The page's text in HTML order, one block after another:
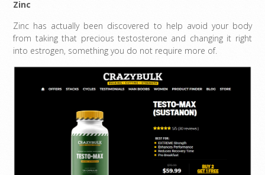
Zinc
Zinc has actually been discovered to help avoid your body
from taking that precious testosterone and changing it right
into estrogen, something you do not require more of.